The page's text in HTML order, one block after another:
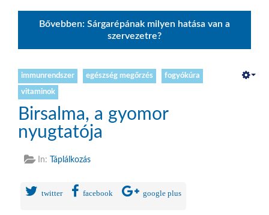
Bővebben: Sárgarépának milyen hatása van a
szervezetre?
immunrendszer egészség megőrzés fogyókúra
vitaminok
Birsalma, a gyomor
nyugtatója
In: Táplálkozás
twitter facebook google plus